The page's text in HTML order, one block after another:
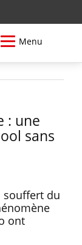
Menu
: une
sans
souffert du
ont